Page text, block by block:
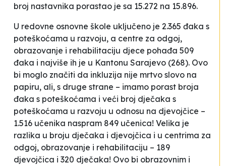
broj nastavnika porastao je sa 15.272 na 15.896.
U redovne osnovne škole uključeno je 2.365 đaka s
poteškoćama u razvoju, a centre za odgoj,
obrazovanje i rehabilitaciju djece pohađa 509
đaka i najviše ih je u Kantonu Sarajevo (268). Ovo
bi moglo značiti da inkluzija nije mrtvo slovo na
papiru, ali, s druge strane – imamo porast broja
đaka s poteškoćama i veći broj dječaka s
poteškoćama u razvoju u odnosu na djevojčice –
1.516 učenika naspram 849 učenica! Velika je
razlika u broju dječaka i djevojčica i u centrima za
odgoj, obrazovanje i rehabilitaciju – 189
djevojčica i 320 dječaka! Ovo bi obrazovnim i